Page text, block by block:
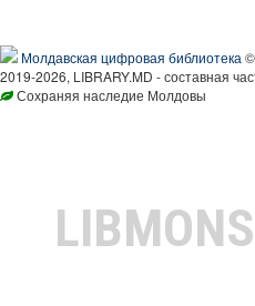
Молдавская цифровая библиотека
2019-2026, LIBRARY.MD - составная
Сохраняя наследие Молдовы